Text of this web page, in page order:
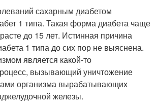
сахарным диабетом
1 типа. Такая форма диабета чаще
до 15 лет. Истинная причина
1 типа до сих пор не выяснена.
является какой-то
вызывающий уничтожение
организма вырабатывающих
железы.